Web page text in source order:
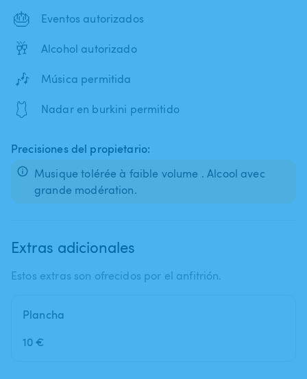
🎂 Eventos autorizados
🥂 Alcohol autorizado
🎶 Música permitida
🩱 Nadar en burkini permitido
Precisiones del propietario:
Musique tolérée à faible volume . Alcool avec
grande modération.
Extras adicionales
Estos extras son ofrecidos por el anfitrión.
Plancha
10 €